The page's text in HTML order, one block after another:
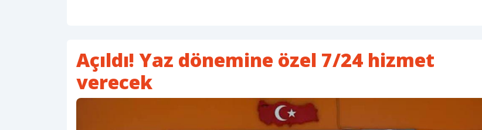
Açıldı! Yaz dönemine özel 7/24 hizmet
verecek